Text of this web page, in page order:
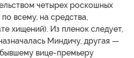
четырех роскошных
всему, на средства,
хищений). Из пленок следует,
Миндичу, другая —
вице-премьеру